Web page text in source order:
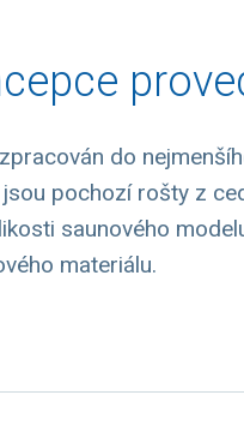
do
pochozí rošty z
saunového
materiálu.